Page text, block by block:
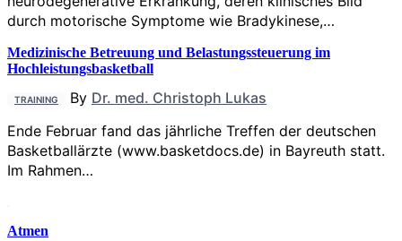
durch motorische Symptome wie Bradykinese,…
Medizinische Betreuung und Belastungssteuerung im
Hochleistungsbasketball
TRAINING By Dr. med. Christoph Lukas
Ende Februar fand das jährliche Treffen der deutschen
Basketballärzte (www.basketdocs.de) in Bayreuth statt.
Im Rahmen…
Atmen